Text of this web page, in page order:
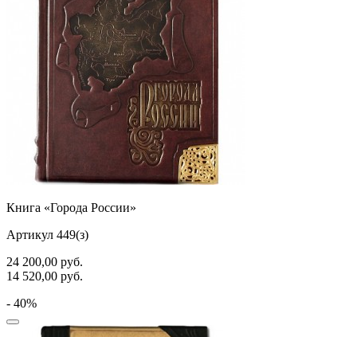
Книга «Города России»
Артикул 449(з)
24 200,00 руб.
14 520,00 руб.
- 40%